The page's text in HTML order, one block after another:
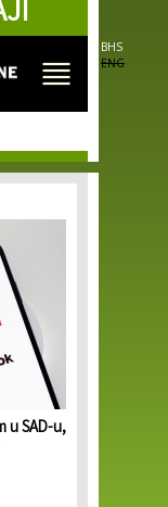
BHS
ENG
u SAD-u,